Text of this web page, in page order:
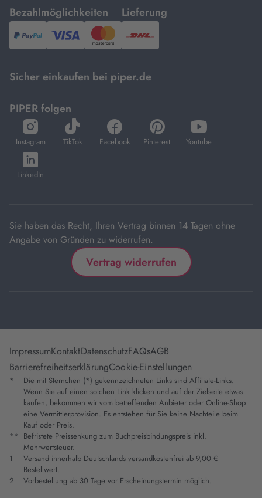
Bezahlmöglichkeiten
mit
PayPal,Visa
und
Lieferung
mit
DHL.
Sicher einkaufen bei piper.de
PIPER folgen
Instagram
öffnet
in
neuem
Tab
TikTok
öffnet
in
Facebook
öffnet
in
Pinterest
öffnet
in
Youtube
öffnet
in
LinkedIn
öffnet
in
Sie haben das Recht, Ihren Vertrag binnen 14 Tagen ohne
Angabe von Gründen zu widerrufen.
Vertrag widerrufen
ImpressumKontaktDatenschutzFAQsAGB
BarrierefreiheitserklärungCookie-Einstellungen
*
Die mit Sternchen (*) gekennzeichneten Links sind Affiliate-Links.
Wenn Sie auf einen solchen Link klicken und auf der Zielseite etwas
kaufen, bekommen wir vom betreffenden Anbieter oder Online-Shop
eine Vermittlerprovision. Es entstehen für Sie keine Nachteile beim
Kauf oder Preis.
** Befristete Preissenkung zum Buchpreisbindungspreis inkl.
Mehrwertsteuer.
1
Versand innerhalb Deutschlands versandkostenfrei ab 9,00 €
Bestellwert.
2
Vorbestellung ab 30 Tage vor Erscheinungstermin möglich.